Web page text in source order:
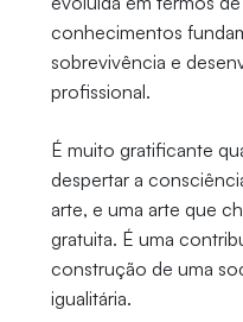
conhecimentos
sobrevivência e
profissional.
É muito gratificante
despertar a
arte, e uma arte que
gratuita. É uma
construção de uma
igualitária.